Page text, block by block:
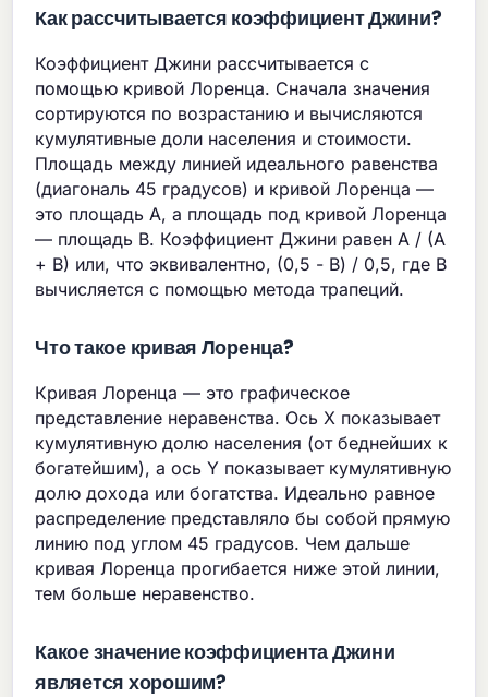
Как рассчитывается коэффициент Джини?
Коэффициент Джини рассчитывается с
помощью кривой Лоренца. Сначала значения
сортируются по возрастанию и вычисляются
кумулятивные доли населения и стоимости.
Площадь между линией идеального равенства
(диагональ 45 градусов) и кривой Лоренца —
это площадь A, а площадь под кривой Лоренца
— площадь B. Коэффициент Джини равен A / (A
+ B) или, что эквивалентно, (0,5 - B) / 0,5, где B
вычисляется с помощью метода трапеций.
Что такое кривая Лоренца?
Кривая Лоренца — это графическое
представление неравенства. Ось X показывает
кумулятивную долю населения (от беднейших к
богатейшим), а ось Y показывает кумулятивную
долю дохода или богатства. Идеально равное
распределение представляло бы собой прямую
линию под углом 45 градусов. Чем дальше
кривая Лоренца прогибается ниже этой линии,
тем больше неравенство.
Какое значение коэффициента Джини
является хорошим?